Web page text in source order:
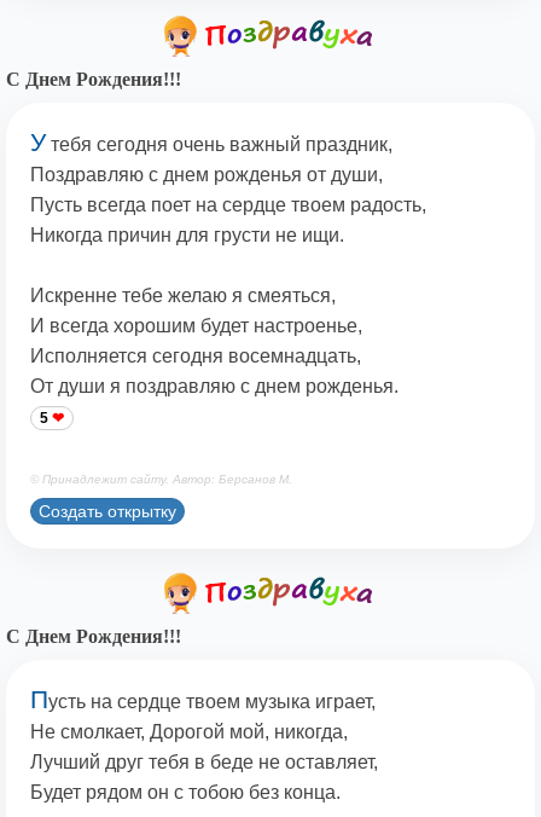
С Днем Рождения!!!
У тебя сегодня очень важный праздник,
Поздравляю с днем рожденья от души,
Пусть всегда поет на сердце твоем радость,
Никогда причин для грусти не ищи.
Искренне тебе желаю я смеяться,
И всегда хорошим будет настроенье,
Исполняется сегодня восемнадцать,
От души я поздравляю с днем рожденья.
5
© Принадлежит сайту. Автор: Берсанов М.
Создать открытку
С Днем Рождения!!!
Пусть на сердце твоем музыка играет,
Не смолкает, Дорогой мой, никогда,
Лучший друг тебя в беде не оставляет,
Будет рядом он с тобою без конца.